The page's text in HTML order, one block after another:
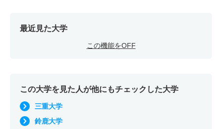
最近見た大学
この機能をOFF
この大学を見た人が他にもチェックした大学
三重大学
鈴鹿大学